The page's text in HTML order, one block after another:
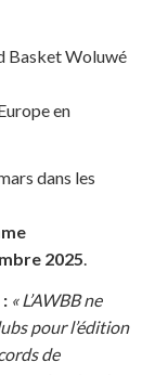
Basket Woluwé
en
dans les
2025.
« L’AWBB ne
pour l’édition
de